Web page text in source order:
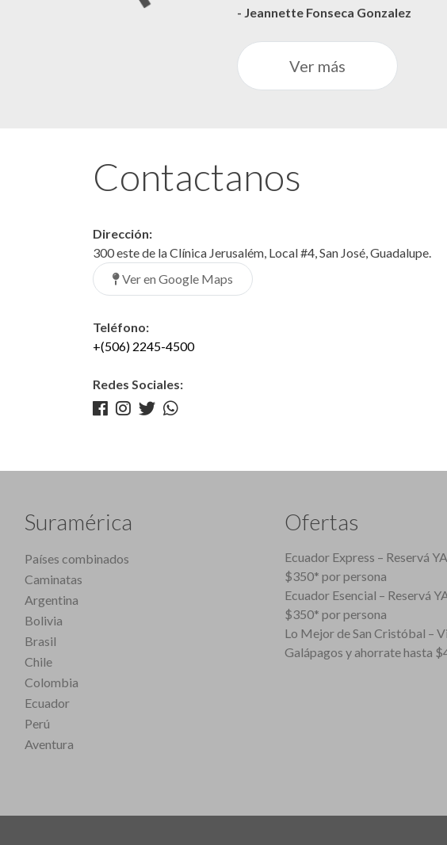
- Jeannette Fonseca Gonzalez
Ver más
Contactanos
Dirección:
300 este de la Clínica Jerusalém, Local #4, San José, Guadalupe.
Ver en Google Maps
Teléfono:
+(506) 2245-4500
Redes Sociales:
Suramérica
Países combinados
Caminatas
Argentina
Bolivia
Brasil
Chile
Colombia
Ecuador
Perú
Aventura
Ofertas
Ecuador Express – Reservá
$350* por persona
Ecuador Esencial – Reservá
$350* por persona
Lo Mejor de San Cristóbal –
Galápagos y ahorrate hasta